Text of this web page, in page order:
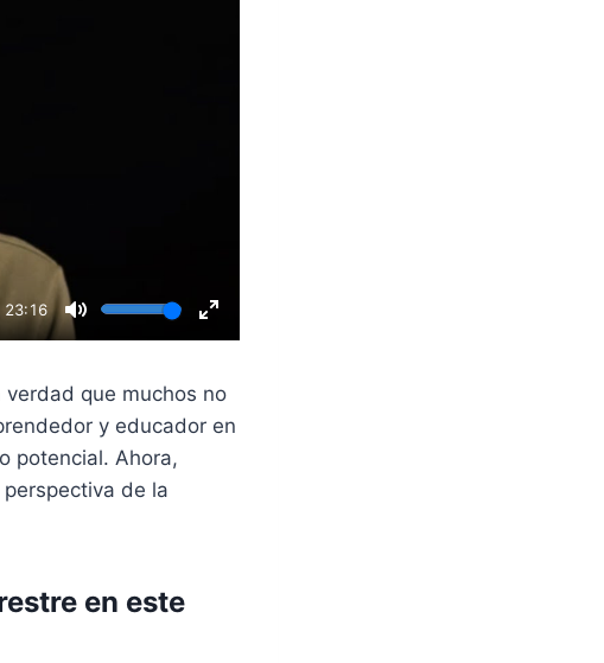
que muchos no
y educador en
potencial. Ahora,
de la
en este